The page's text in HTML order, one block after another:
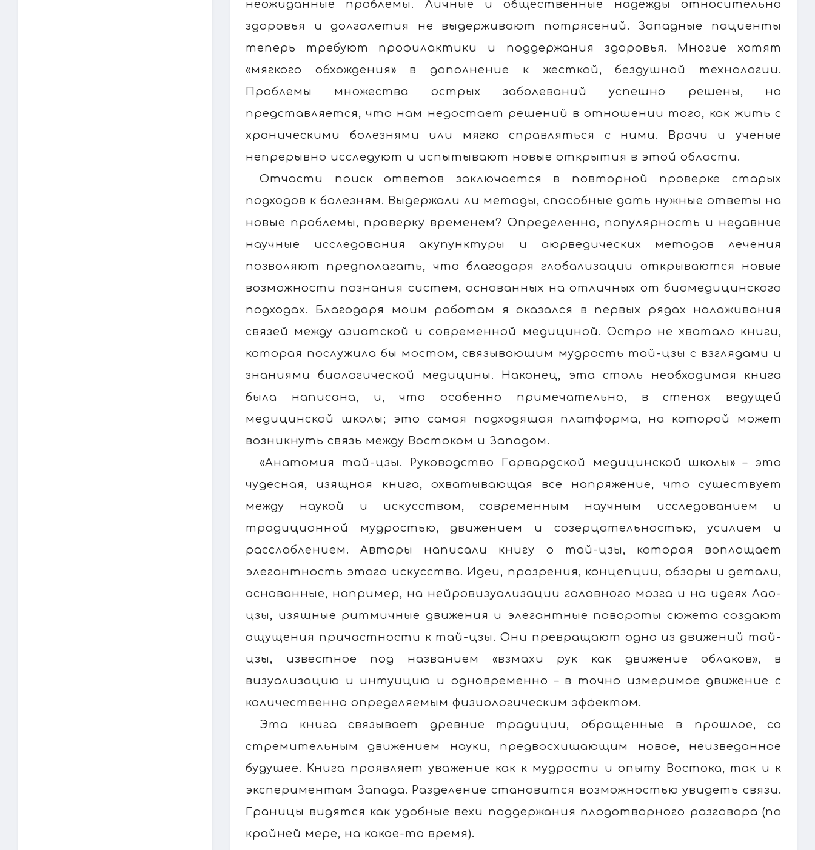
неожиданные проблемы. Личные и общественные надежды относительно
здоровья и долголетия не выдерживают потрясений. Западные пациенты
теперь требуют профилактики и поддержания здоровья. Многие хотят
«мягкого обхождения» в дополнение к жесткой, бездушной технологии.
Проблемы множества острых заболеваний успешно решены, но
представляется, что нам недостает решений в отношении того, как жить с
хроническими болезнями или мягко справляться с ними. Врачи и ученые
непрерывно исследуют и испытывают новые открытия в этой области.
Отчасти поиск ответов заключается в повторной проверке старых
подходов к болезням. Выдержали ли методы, способные дать нужные ответы на
новые проблемы, проверку временем? Определенно, популярность и недавние
научные исследования акупунктуры и аюрведических методов лечения
позволяют предполагать, что благодаря глобализации открываются новые
возможности познания систем, основанных на отличных от биомедицинского
подходах. Благодаря моим работам я оказался в первых рядах налаживания
связей между азиатской и современной медициной. Остро не хватало книги,
которая послужила бы мостом, связывающим мудрость тай-цзы с взглядами и
знаниями биологической медицины. Наконец, эта столь необходимая книга
была написана, и, что особенно примечательно, в стенах ведущей
медицинской школы; это самая подходящая платформа, на которой может
возникнуть связь между Востоком и Западом.
«Анатомия тай-цзы. Руководство Гарвардской медицинской школы» – это
чудесная, изящная книга, охватывающая все напряжение, что существует
между наукой и искусством, современным научным исследованием и
традиционной мудростью, движением и созерцательностью, усилием и
расслаблением. Авторы написали книгу о тай-цзы, которая воплощает
элегантность этого искусства. Идеи, прозрения, концепции, обзоры и детали,
основанные, например, на нейровизуализации головного мозга и на идеях Лао-
цзы, изящные ритмичные движения и элегантные повороты сюжета создают
ощущения причастности к тай-цзы. Они превращают одно из движений тай-
цзы, известное под названием «взмахи рук как движение облаков», в
визуализацию и интуицию и одновременно – в точно измеримое движение с
количественно определяемым физиологическим эффектом.
Эта книга связывает древние традиции, обращенные в прошлое, со
стремительным движением науки, предвосхищающим новое, неизведанное
будущее. Книга проявляет уважение как к мудрости и опыту Востока, так и к
экспериментам Запада. Разделение становится возможностью увидеть связи.
Границы видятся как удобные вехи поддержания плодотворного разговора (по
крайней мере, на какое-то время).